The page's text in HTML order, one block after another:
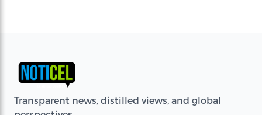
Transparent news, distilled views, and global